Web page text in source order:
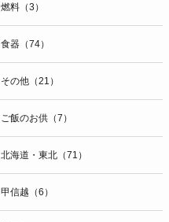
燃料（3）
食器（74）
その他（21）
ご飯のお供（7）
北海道・東北（71）
甲信越（6）